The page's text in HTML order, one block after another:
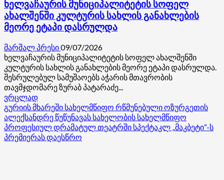
ხელვაჩაურის მუნიციპალიტეტის სოფელ
ახალშენში კულტურის სახლის განახლების
მეორე ეტაპი დასრულდა
მარშალ პრესი09/07/2026
ხელვაჩაურის მუნიციპალიტეტის სოფელ ახალშენში
კულტურის სახლის განახლების მეორე ეტაპი დასრულდა.
შესრულებულ სამუშაოებს აჭარის მთავრობის
თავმჯდომარე ზურაბ პატარაძე...
ვრცლადRead
more
about
ხელვაჩაურის
მუნიციპალიტეტის
სოფელ
გურიის მხარეში სახელმწიფო რწმუნებული ოზურგეთის
ალექსანდრე წუწუნავას სახელობის სახელმწიფო
პროფესიულ დრამატულ თეატრში სპექტაკლ „მაკბეტი“-ს
პრემიერას დაესწრო